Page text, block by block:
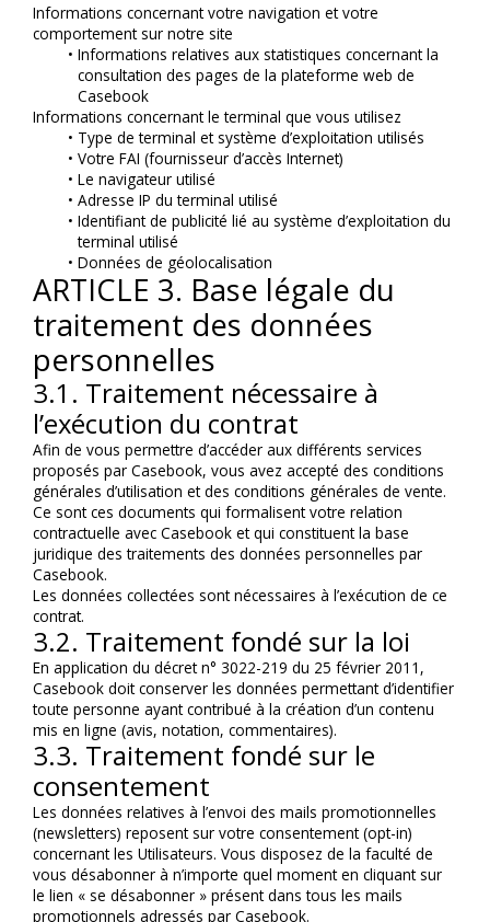
Informations concernant votre navigation et votre
comportement sur notre site
Informations relatives aux statistiques concernant la
consultation des pages de la plateforme web de
Casebook
Informations concernant le terminal que vous utilisez
Type de terminal et système d’exploitation utilisés
Votre FAI (fournisseur d’accès Internet)
Le navigateur utilisé
Adresse IP du terminal utilisé
Identifiant de publicité lié au système d’exploitation du
terminal utilisé
Données de géolocalisation
ARTICLE 3. Base légale du
traitement des données
personnelles
3.1. Traitement nécessaire à
l’exécution du contrat
Afin de vous permettre d’accéder aux différents services
proposés par Casebook, vous avez accepté des conditions
générales d’utilisation et des conditions générales de vente.
Ce sont ces documents qui formalisent votre relation
contractuelle avec Casebook et qui constituent la base
juridique des traitements des données personnelles par
Casebook.
Les données collectées sont nécessaires à l’exécution de ce
contrat.
3.2. Traitement fondé sur la loi
En application du décret n° 3022-219 du 25 février 2011,
Casebook doit conserver les données permettant d’identifier
toute personne ayant contribué à la création d’un contenu
mis en ligne (avis, notation, commentaires).
3.3. Traitement fondé sur le
consentement
Les données relatives à l’envoi des mails promotionnelles
(newsletters) reposent sur votre consentement (opt-in)
concernant les Utilisateurs. Vous disposez de la faculté de
vous désabonner à n’importe quel moment en cliquant sur
le lien « se désabonner » présent dans tous les mails
promotionnels adressés par Casebook.